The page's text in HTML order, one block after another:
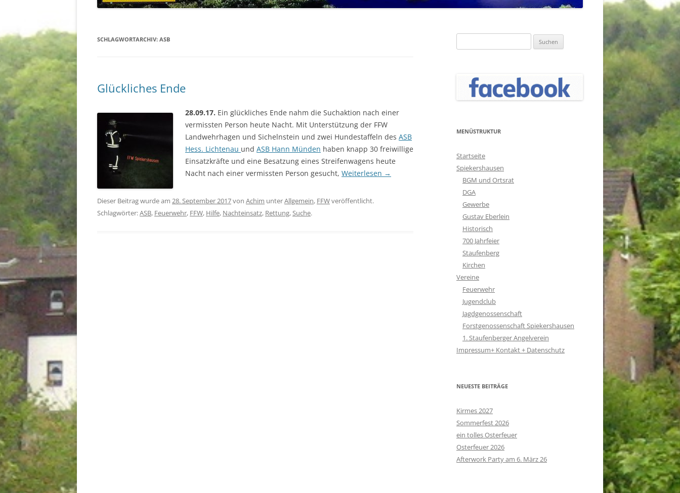
STAUFENBERG
SCHLAGWORTARCHIV: ASB
Glückliches Ende
28.09.17. Ein glückliches Ende nahm die Suchaktion nach einer
vermissten Person heute Nacht. Mit Unterstützung der FFW
Landwehrhagen und Sichelnstein und zwei Hundestaffeln des ASB
Hess. Lichtenau und ASB Hann Münden haben knapp 30 freiwillige
Einsatzkräfte und eine Besatzung eines Streifenwagens heute
Nacht nach einer vermissten Person gesucht, Weiterlesen →
Dieser Beitrag wurde am 28. September 2017von Achim unterAllgemein, FFWveröffentlicht.
Schlagwörter:ASB, Feuerwehr, FFW, Hilfe, Nachteinsatz, Rettung,Suche.
nach:
MENÜSTRUKTUR
Startseite
Spiekershausen
BGM und Ortsrat
DGA
Gewerbe
Gustav Eberlein
Historisch
700 Jahrfeier
Staufenberg
Kirchen
Vereine
Feuerwehr
Jugendclub
Jagdgenossenschaft
Forstgenossenschaft Spiekershausen
1. Staufenberger Angelverein
Impressum+ Kontakt + Datenschutz
NEUESTE BEITRÄGE
Kirmes 2027
Sommerfest 2026
ein tolles Osterfeuer
Osterfeuer 2026
Afterwork Party am 6. März 26